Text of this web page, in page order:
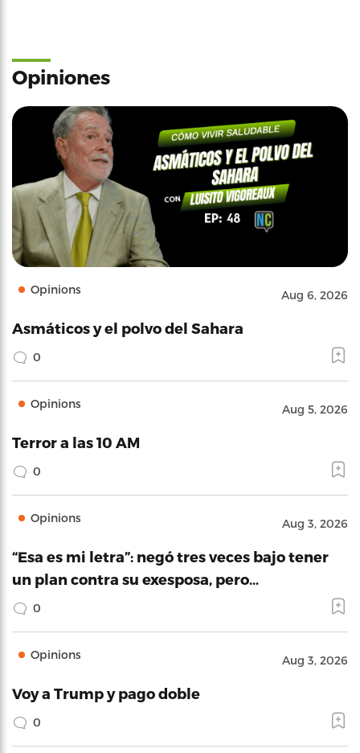
Opiniones
Opinions Aug 6, 2026
Asmáticos y el polvo del Sahara
0
Opinions Aug 5, 2026
Terror a las 10 AM
0
Opinions Aug 3, 2026
“Esa es mi letra”: negó tres veces bajo tener
un plan contra su exesposa, pero…
0
Opinions Aug 3, 2026
Voy a Trump y pago doble
0